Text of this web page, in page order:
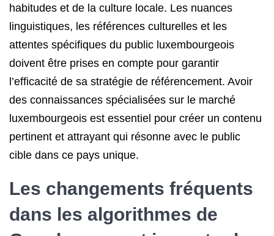
habitudes et de la culture locale. Les nuances
linguistiques, les références culturelles et les
attentes spécifiques du public luxembourgeois
doivent être prises en compte pour garantir
l’efficacité de sa stratégie de référencement. Avoir
des connaissances spécialisées sur le marché
luxembourgeois est essentiel pour créer un contenu
pertinent et attrayant qui résonne avec le public
cible dans ce pays unique.
Les changements fréquents
dans les algorithmes de